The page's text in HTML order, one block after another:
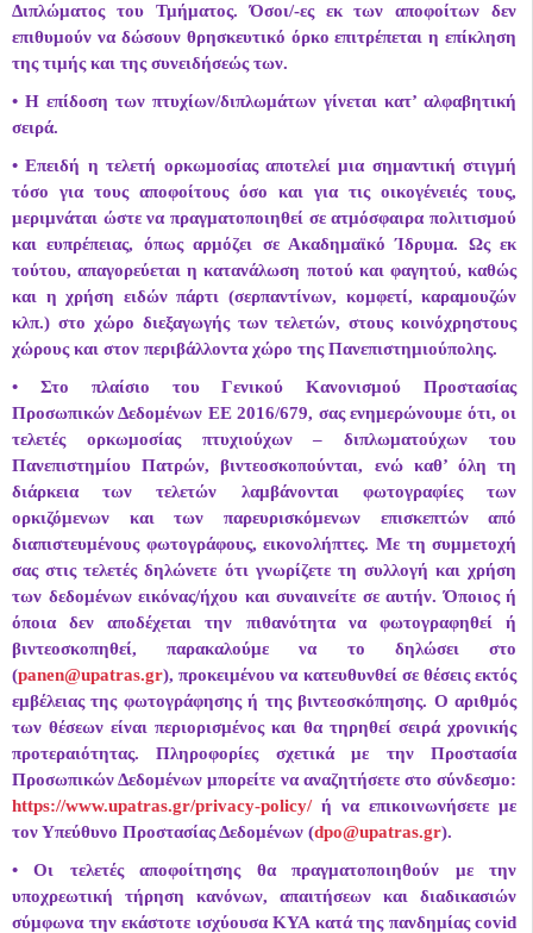
Διπλώματος του Τμήματος. Όσοι/-ες εκ των αποφοίτων δεν
επιθυμούν να δώσουν θρησκευτικό όρκο επιτρέπεται η επίκληση
της τιμής και της συνειδήσεώς των.
• Η επίδοση των πτυχίων/διπλωμάτων γίνεται κατ’ αλφαβητική
σειρά.
• Επειδή η τελετή ορκωμοσίας αποτελεί μια σημαντική στιγμή
τόσο για τους αποφοίτους όσο και για τις οικογένειές τους,
μεριμνάται ώστε να πραγματοποιηθεί σε ατμόσφαιρα πολιτισμού
και ευπρέπειας, όπως αρμόζει σε Ακαδημαϊκό Ίδρυμα. Ως εκ
τούτου, απαγορεύεται η κατανάλωση ποτού και φαγητού, καθώς
και η χρήση ειδών πάρτι (σερπαντίνων, κομφετί, καραμουζών
κλπ.) στο χώρο διεξαγωγής των τελετών, στους κοινόχρηστους
χώρους και στον περιβάλλοντα χώρο της Πανεπιστημιούπολης.
• Στο πλαίσιο του Γενικού Κανονισμού Προστασίας
Προσωπικών Δεδομένων ΕΕ 2016/679, σας ενημερώνουμε ότι, οι
τελετές ορκωμοσίας πτυχιούχων – διπλωματούχων του
Πανεπιστημίου Πατρών, βιντεοσκοπούνται, ενώ καθ’ όλη τη
διάρκεια των τελετών λαμβάνονται φωτογραφίες των
ορκιζόμενων και των παρευρισκόμενων επισκεπτών από
διαπιστευμένους φωτογράφους, εικονολήπτες. Με τη συμμετοχή
σας στις τελετές δηλώνετε ότι γνωρίζετε τη συλλογή και χρήση
των δεδομένων εικόνας/ήχου και συναινείτε σε αυτήν. Όποιος ή
όποια δεν αποδέχεται την πιθανότητα να φωτογραφηθεί ή
βιντεοσκοπηθεί, παρακαλούμε να το δηλώσει στο
(panen@upatras.gr), προκειμένου να κατευθυνθεί σε θέσεις εκτός
εμβέλειας της φωτογράφησης ή της βιντεοσκόπησης. Ο αριθμός
των θέσεων είναι περιορισμένος και θα τηρηθεί σειρά χρονικής
προτεραιότητας. Πληροφορίες σχετικά με την Προστασία
Προσωπικών Δεδομένων μπορείτε να αναζητήσετε στο σύνδεσμο:
https://www.upatras.gr/privacy-policy/ή να επικοινωνήσετε με
τον Υπεύθυνο Προστασίας Δεδομένων (dpo@upatras.gr).
• Οι τελετές αποφοίτησης θα πραγματοποιηθούν με την
υποχρεωτική τήρηση κανόνων, απαιτήσεων και διαδικασιών
σύμφωνα την εκάστοτε ισχύουσα ΚΥΑ κατά της πανδημίας covid